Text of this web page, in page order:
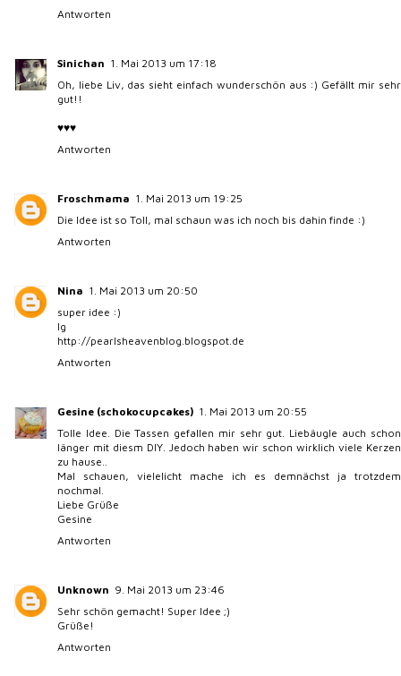
Antworten
Sinichan 1. Mai 2013 um 17:18
Oh, liebe Liv, das sieht einfach wunderschön aus :) Gefällt mir sehr
gut!!
♥♥♥
Antworten
Froschmama 1. Mai 2013 um 19:25
Die Idee ist so Toll, mal schaun was ich noch bis dahin finde :)
Antworten
Nina 1. Mai 2013 um 20:50
super idee :)
lg
http://pearlsheavenblog.blogspot.de
Antworten
Gesine (schokocupcakes) 1. Mai 2013 um 20:55
Tolle Idee. Die Tassen gefallen mir sehr gut. Liebäugle auch schon
länger mit diesm DIY. Jedoch haben wir schon wirklich viele Kerzen
zu hause..
Mal schauen, vielelicht mache ich es demnächst ja trotzdem
nochmal.
Liebe Grüße
Gesine
Antworten
Unknown 9. Mai 2013 um 23:46
Sehr schön gemacht! Super Idee ;)
Grüße!
Antworten